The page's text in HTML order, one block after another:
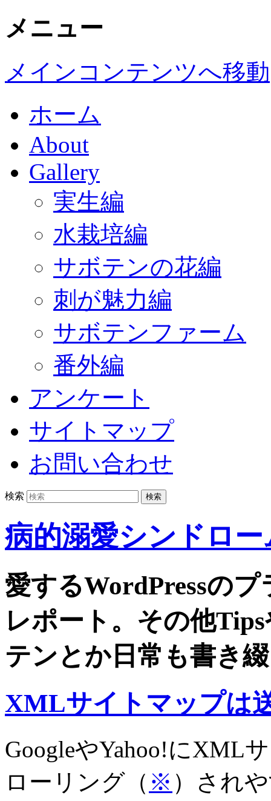
メニュー
メインコンテンツへ移動
ホーム
About
Gallery
実生編
水栽培編
サボテンの花編
刺が魅力編
サボテンファーム
番外編
アンケート
サイトマップ
お問い合わせ
検索
病的溺愛シンドロー
愛するWordPressの
レポート。その他
テンとか日常も書き
XMLサイトマップは
GoogleやYahoo!にXML
ローリング（ ※ ）され